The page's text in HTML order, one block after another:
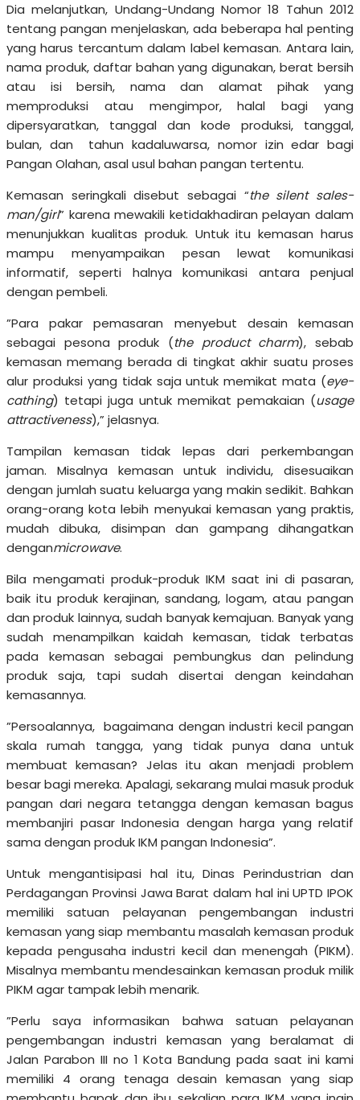
Dia melanjutkan, Undang-Undang Nomor 18 Tahun 2012
tentang pangan menjelaskan, ada beberapa hal penting
yang harus tercantum dalam label kemasan. Antara lain,
nama produk, daftar bahan yang digunakan, berat bersih
atau isi bersih, nama dan alamat pihak yang
memproduksi atau mengimpor, halal bagi yang
dipersyaratkan, tanggal dan kode produksi, tanggal,
bulan, dan tahun kadaluwarsa, nomor izin edar bagi
Pangan Olahan, asal usul bahan pangan tertentu.
Kemasan seringkali disebut sebagai “the silent sales-
man/girl” karena mewakili ketidakhadiran pelayan dalam
menunjukkan kualitas produk. Untuk itu kemasan harus
mampu menyampaikan pesan lewat komunikasi
informatif, seperti halnya komunikasi antara penjual
dengan pembeli.
”Para pakar pemasaran menyebut desain kemasan
sebagai pesona produk (the product charm), sebab
kemasan memang berada di tingkat akhir suatu proses
alur produksi yang tidak saja untuk memikat mata (eye-
cathing) tetapi juga untuk memikat pemakaian (usage
attractiveness),” jelasnya.
Tampilan kemasan tidak lepas dari perkembangan
jaman. Misalnya kemasan untuk individu, disesuaikan
dengan jumlah suatu keluarga yang makin sedikit. Bahkan
orang-orang kota lebih menyukai kemasan yang praktis,
mudah dibuka, disimpan dan gampang dihangatkan
denganmicrowave.
Bila mengamati produk-produk IKM saat ini di pasaran,
baik itu produk kerajinan, sandang, logam, atau pangan
dan produk lainnya, sudah banyak kemajuan. Banyak yang
sudah menampilkan kaidah kemasan, tidak terbatas
pada kemasan sebagai pembungkus dan pelindung
produk saja, tapi sudah disertai dengan keindahan
kemasannya.
”Persoalannya, bagaimana dengan industri kecil pangan
skala rumah tangga, yang tidak punya dana untuk
membuat kemasan? Jelas itu akan menjadi problem
besar bagi mereka. Apalagi, sekarang mulai masuk produk
pangan dari negara tetangga dengan kemasan bagus
membanjiri pasar Indonesia dengan harga yang relatif
sama dengan produk IKM pangan Indonesia”.
Untuk mengantisipasi hal itu, Dinas Perindustrian dan
Perdagangan Provinsi Jawa Barat dalam hal ini UPTD IPOK
memiliki satuan pelayanan pengembangan industri
kemasan yang siap membantu masalah kemasan produk
kepada pengusaha industri kecil dan menengah (PIKM).
Misalnya membantu mendesainkan kemasan produk milik
PIKM agar tampak lebih menarik.
”Perlu saya informasikan bahwa satuan pelayanan
pengembangan industri kemasan yang beralamat di
Jalan Parabon III no 1 Kota Bandung pada saat ini kami
memiliki 4 orang tenaga desain kemasan yang siap